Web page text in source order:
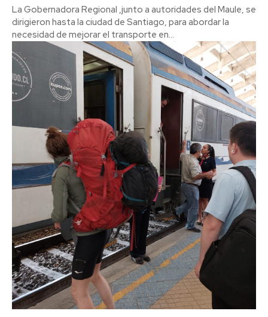
La Gobernadora Regional ,junto a autoridades del Maule, se
dirigieron hasta la ciudad de Santiago, para abordar la
necesidad de mejorar el transporte en...